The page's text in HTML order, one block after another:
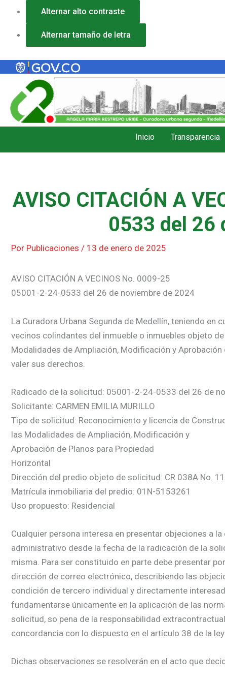
Alternar alto contraste
Alternar tamaño de letra
contenido
Inicio Transparencia
AVISO CITACIÓN A
0533 del 26
Por Publicaciones / 13 de enero de 2025
AVISO CITACIÓN A VECINOS No. 0009-25
05001-2-24-0533 del 26 de noviembre de 2024
La Curadora Urbana Segunda de Medellín, teniendo
vecinos colindantes del inmueble o inmuebles objeto
Modalidades de Ampliación, Modificación y
valer sus derechos.
Radicado de la solicitud: 05001-2-24-0533 del 26 de
Solicitante: CARMEN EMILIA MURILLO
Tipo de solicitud: Reconocimiento y licencia de
las Modalidades de Ampliación, Modificación y
Aprobación de Planos para Propiedad
Horizontal
Dirección del predio objeto de solicitud: CR 038A No.
Matrícula inmobiliaria del predio: 01N-5153261
Uso propuesto: Residencial
Cualquier persona interesa en presentar objeciones a
administrativo desde la fecha de la radicación de la
misma. Para ser constituido en parte debe presentar
dirección de correo electrónico, describiendo las
condición de tercero individual y directamente
fundamentarse únicamente en la aplicación de las
solicitud, so pena de la responsabilidad
concordancia con lo dispuesto en el artículo 38 de la
Dichas observaciones se resolverán en el acto que